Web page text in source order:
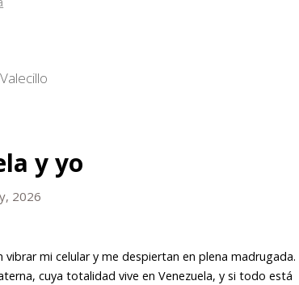
y yo
2026
mi celular y me despiertan en plena madrugada.
cuya totalidad vive en Venezuela, y si todo está